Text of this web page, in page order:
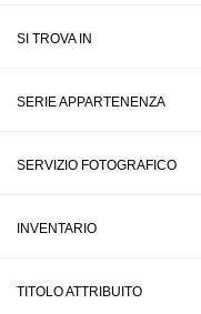
SI TROVA IN
SERIE APPARTENENZA
SERVIZIO FOTOGRAFICO
INVENTARIO
TITOLO ATTRIBUITO